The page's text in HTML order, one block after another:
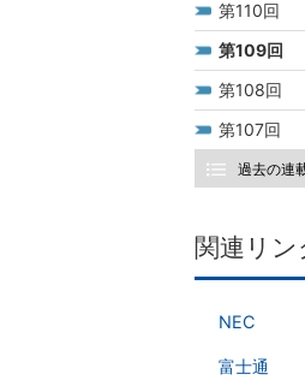
110
109
108
107
過去の連
関連リン
NEC
富士通